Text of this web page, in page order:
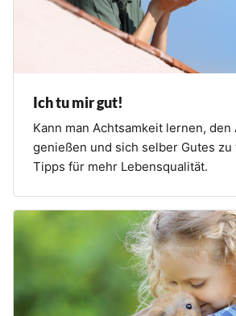
Ich tu mir gut!
Kann man Achtsamkeit lernen,
genießen und sich selber Gutes zu
Tipps für mehr Lebensqualität.